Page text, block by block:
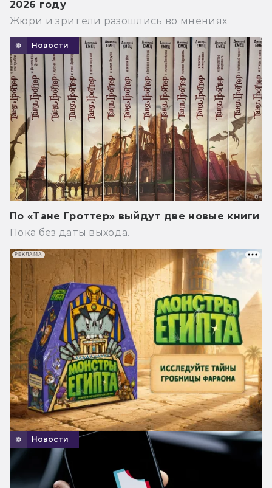
2026 году
Жюри и зрители разошлись во мнениях
Новости
По «Тане Гроттер» выйдут две новые книги
Пока без даты выхода.
Новости
РЕКЛАМА